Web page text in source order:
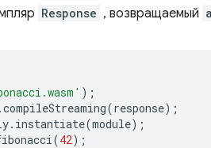
Response , возвращаемый
);
.compileStreaming(response);
. instantiate(module);
(42);